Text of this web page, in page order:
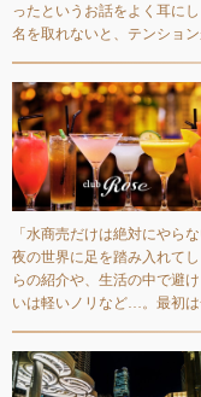
ったというお話をよく耳に
名を取れないと、テンション
「水商売だけは絶対にやら
夜の世界に足を踏み入れて
らの紹介や、生活の中で避
いは軽いノリなど…。最初は